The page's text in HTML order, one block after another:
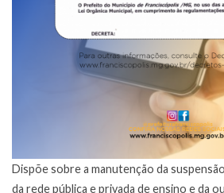
Dispõe sobre a manutenção da
da rede pública e privada de ensino e da